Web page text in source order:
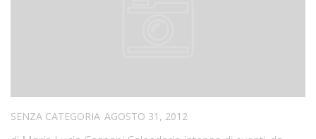
SENZA CATEGORIA AGOSTO 31, 2012